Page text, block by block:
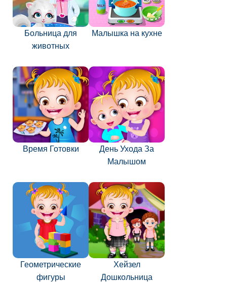
Больница для
животных
Малышка на кухне
Время Готовки
День Ухода За
Малышом
Геометрические
фигуры
Хейзел
Дошкольница